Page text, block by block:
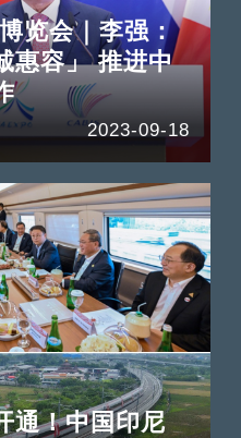
览会｜李强：
惠容」 推进中
2023-09-18
通！中国印尼